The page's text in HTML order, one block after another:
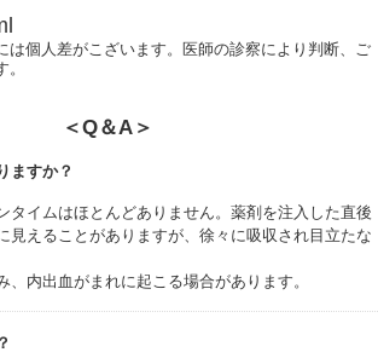
は個人差がこざいます。医師の診察により判断、ご
＜Q＆A＞
ますか？
タイムはほとんどありません。薬剤を注入した直後
見えることがありますが、徐々に吸収され目立たな
、内出血がまれに起こる場合があります。